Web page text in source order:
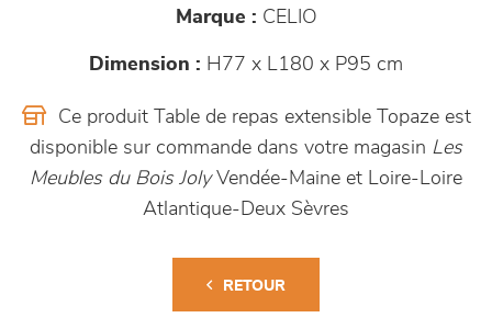
Marque : CELIO
Dimension : H77 x L180 x P95 cm
Ce produit Table de repas extensible Topaze est
disponible sur commande dans votre magasin Les
Meubles du Bois JolyVendée-Maine et Loire-Loire
Atlantique-Deux Sèvres
RETOUR